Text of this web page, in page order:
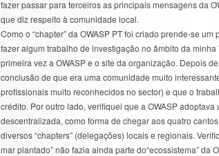
fazer passar para terceiros as principais mensagens da
que diz respeito à comunidade local.
Como o “chapter” da OWASP PT foi criado prende-se
fazer algum trabalho de investigação no âmbito da
primeira vez a OWASP e o site da organização. Depois
conclusão de que era uma comunidade muito
profissionais muito reconhecidos no sector) e que o
crédito. Por outro lado, verifiquei que a OWASP
descentralizada, como forma de chegar aos quatro
diversos “chapters” (delegações) locais e regionais.
mar plantado” não fazia ainda parte do“ecossistema” da